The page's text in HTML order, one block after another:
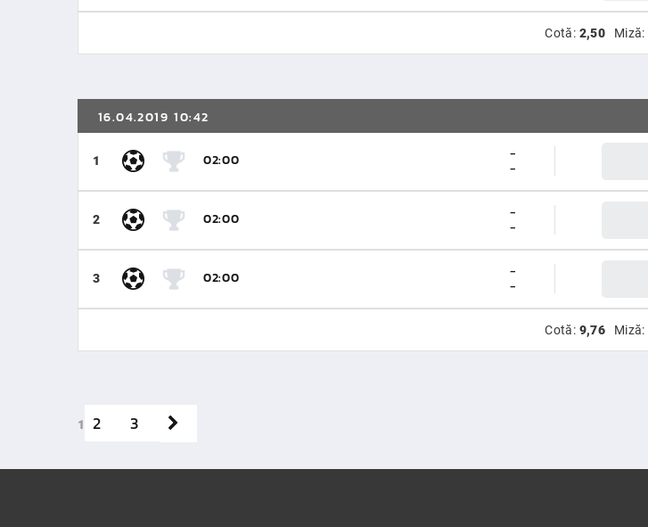
Cotă: 2,50 Miză:
16.04.2019 10:42
1 02:00
-
-
2 02:00
-
-
3 02:00
-
-
Cotă: 9,76 Miză:
1 2 3